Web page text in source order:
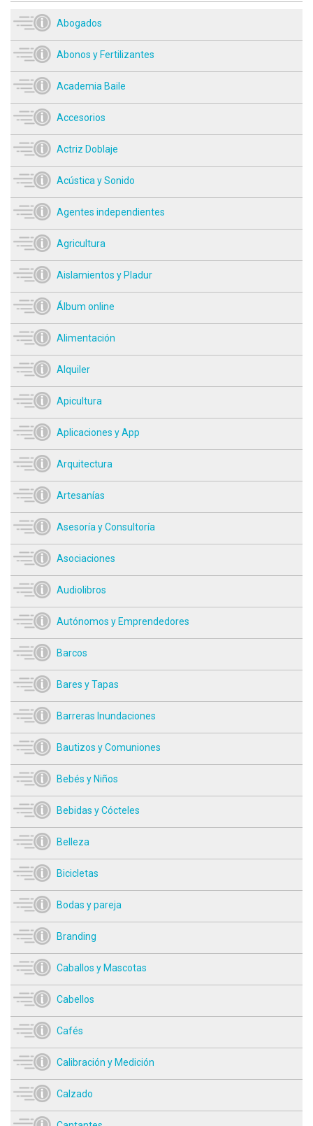
Abogados
Abonos y Fertilizantes
Academia Baile
Accesorios
Actriz Doblaje
Acústica y Sonido
Agentes independientes
Agricultura
Aislamientos y Pladur
Álbum online
Alimentación
Alquiler
Apicultura
Aplicaciones y App
Arquitectura
Artesanías
Asesoría y Consultoría
Asociaciones
Audiolibros
Autónomos y Emprendedores
Barcos
Bares y Tapas
Barreras Inundaciones
Bautizos y Comuniones
Bebés y Niños
Bebidas y Cócteles
Belleza
Bicicletas
Bodas y pareja
Branding
Caballos y Mascotas
Cabellos
Cafés
Calibración y Medición
Calzado